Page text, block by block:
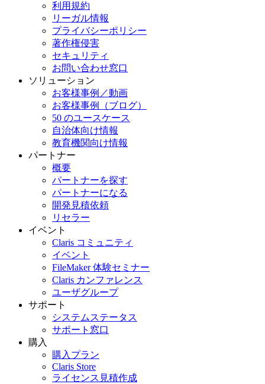
利用規約
リーガル情報
プライバシーポリシー
著作権侵害
セキュリティ
お問い合わせ窓口
ソリューション
お客様事例／動画
お客様事例（ブログ）
50 のユースケース
自治体向け情報
教育機関向け情報
パートナー
概要
パートナーを探す
パートナーになる
開発見積依頼
リセラー
イベント
Claris コミュニティ
イベント
FileMaker 体験セミナー
Claris カンファレンス
ユーザグループ
サポート
システムステータス
サポート窓口
購入
購入プラン
Claris Store
ライセンス見積作成